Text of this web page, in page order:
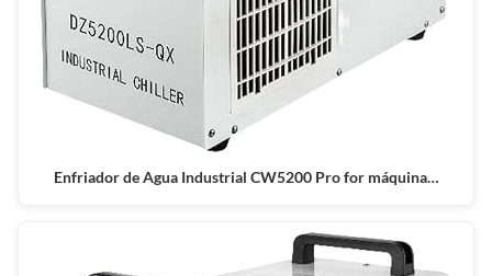
Enfriador de Agua Industrial CW5200 Pro for máquina…